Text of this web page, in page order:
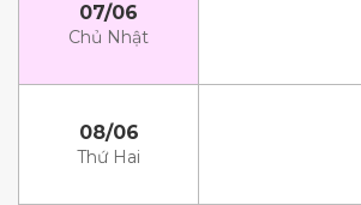
07/06
Chủ Nhật
08/06
Thứ Hai